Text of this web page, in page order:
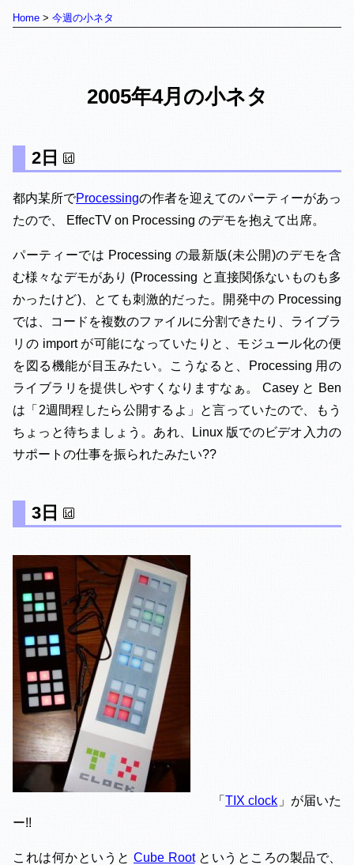
Home 今週の小ネタ
2005年4月の小ネタ
2日
都内某所でProcessingの作者を迎えてのパーティーがあっ
たので、 EffecTV on Processing のデモを抱えて出席。
パーティーでは Processing の最新版(未公開)のデモを含
む様々なデモがあり (Processing と直接関係ないものも多
かったけど)、とても刺激的だった。開発中の Processing
では、コードを複数のファイルに分割できたり、ライブラ
リの import が可能になっていたりと、モジュール化の便
を図る機能が目玉みたい。こうなると、Processing 用の
ライブラリを提供しやすくなりますなぁ。 Casey と Ben
は「2週間程したら公開するよ」と言っていたので、もう
ちょっと待ちましょう。あれ、Linux 版でのビデオ入力の
サポートの仕事を振られたみたい??
3日
「TIX clock 」が届いた
ー!!
これは何かというと Cube Rootというところの製品で、